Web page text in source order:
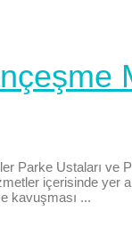
Parke Ustaları ve
içerisinde yer
kavuşması ...